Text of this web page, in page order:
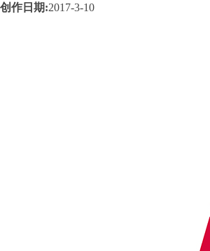
创作日期:2017-3-10